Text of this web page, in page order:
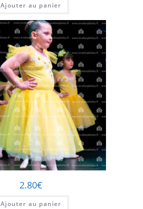
Ajouter au panier
2.80€
Ajouter au panier